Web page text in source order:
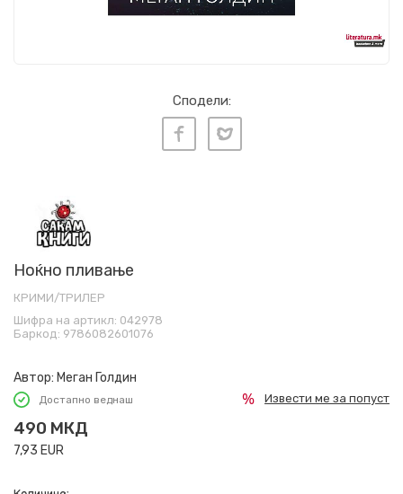
Сподели:
Ноќно пливање
КРИМИ/ТРИЛЕР
Шифра на артикл: 042978
Баркод: 9786082601076
Автор: Меган Голдин
Достапно веднаш
490 МКД
7,93 EUR
Извести ме за попуст